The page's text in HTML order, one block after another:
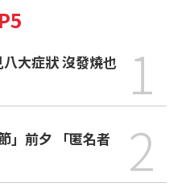
1
」前夕 「匿名者
2